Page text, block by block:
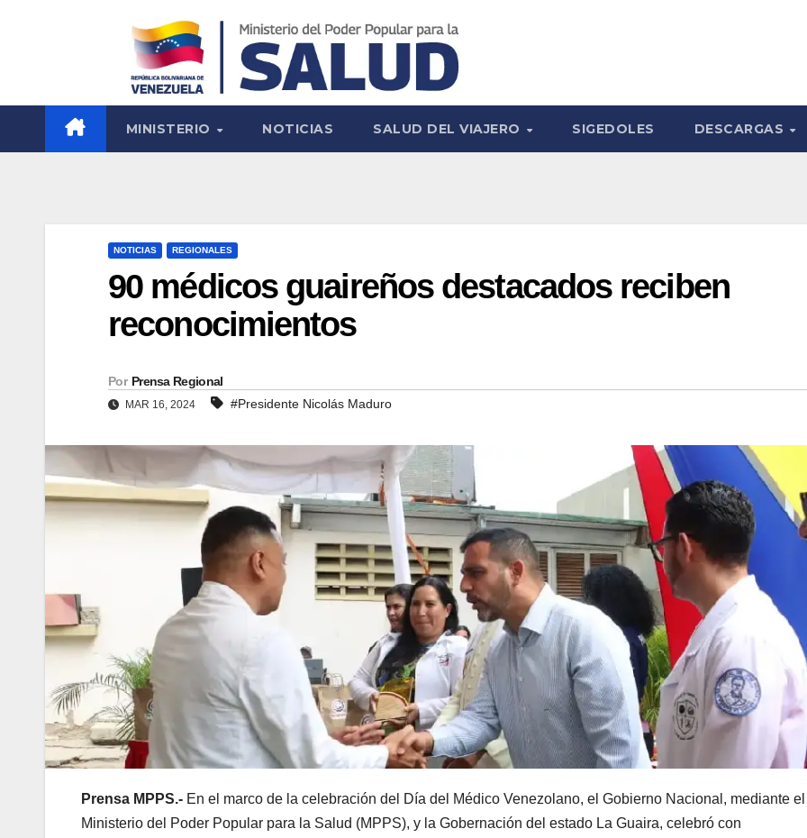
MINISTERIO NOTICIAS SALUD DEL VIAJERO SIGEDOLES DESCARGAS
NOTICIAS REGIONALES
90 médicos guaireños destacados reciben
reconocimientos
Por Prensa Regional
MAR 16, 2024 #Presidente Nicolás Maduro
Prensa MPPS.- En el marco de la celebración del Día del Médico Venezolano, el Gobierno Nacional, mediante el
Ministerio del Poder Popular para la Salud (MPPS), y la Gobernación del estado La Guaira, celebró con